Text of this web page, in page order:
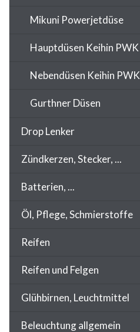
Mikuni Powerjetdüse
Hauptdüsen Keihin PWK
Nebendüsen Keihin PWK
Gurthner Düsen
Drop Lenker
Zündkerzen, Stecker, ...
Batterien, ...
Öl, Pflege, Schmierstoffe
Reifen
Reifen und Felgen
Glühbirnen, Leuchtmittel
Beleuchtung allgemein